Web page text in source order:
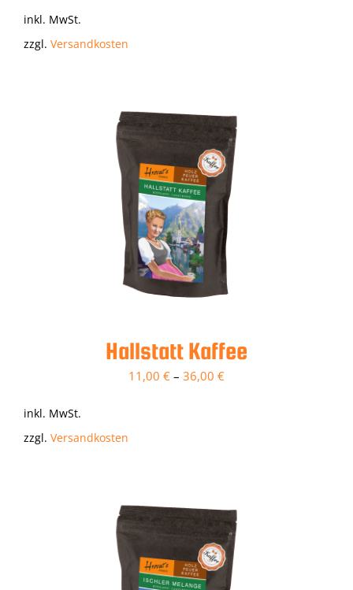
inkl. MwSt.
zzgl. Versandkosten
Hallstatt Kaffee
11,00 € – 36,00 €
inkl. MwSt.
zzgl. Versandkosten